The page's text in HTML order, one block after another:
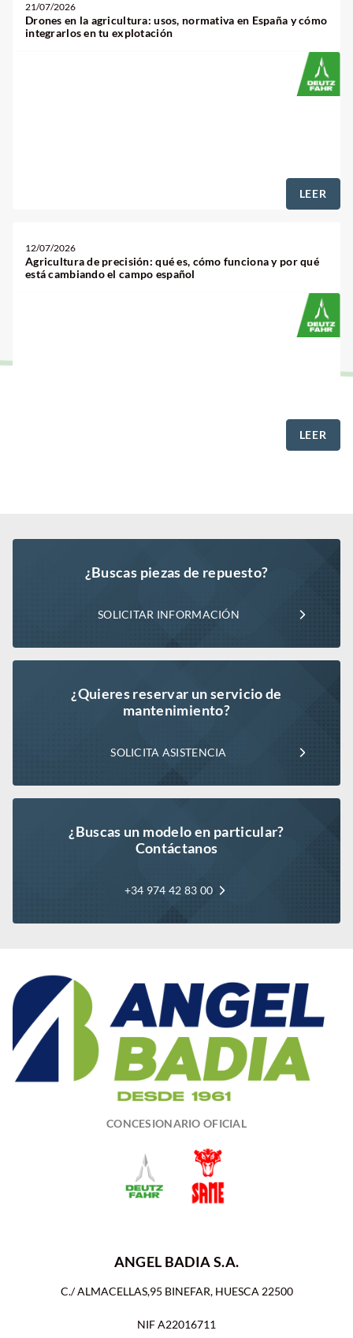
21/07/2026
Drones en la agricultura: usos, normativa en España y cómo
integrarlos en tu explotación
LEER
12/07/2026
Agricultura de precisión: qué es, cómo funciona y por qué
está cambiando el campo español
LEER
¿Buscas piezas de repuesto?
SOLICITAR INFORMACIÓN
¿Quieres reservar un servicio de
mantenimiento?
SOLICITA ASISTENCIA
¿Buscas un modelo en particular?
Contáctanos
+34 974 42 83 00
CONCESIONARIO OFICIAL
ANGEL BADIA S.A.
C./ ALMACELLAS,95 BINEFAR, HUESCA 22500
NIF A22016711